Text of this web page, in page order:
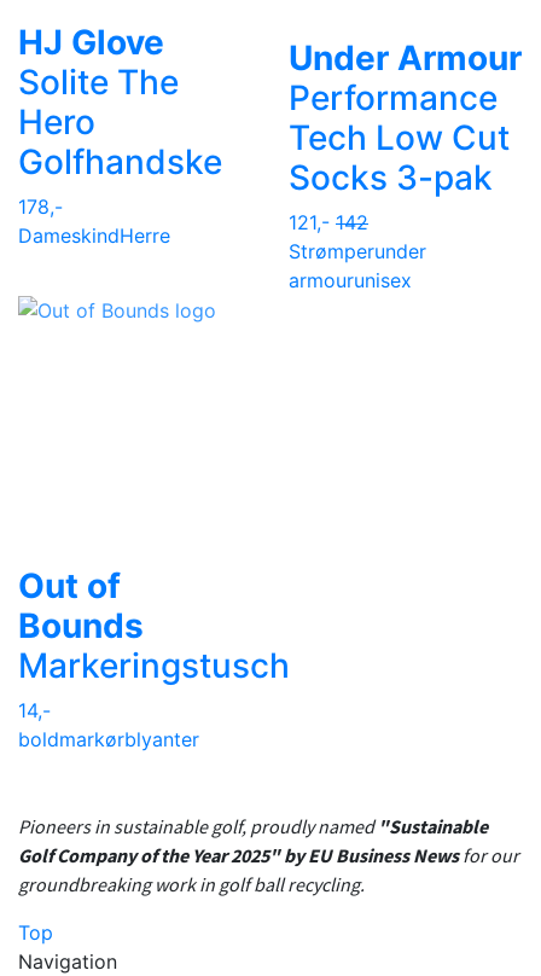
HJ Glove
Solite The
Hero
Golfhandske
178,-
DameskindHerre
Under Armour
Performance
Tech Low Cut
Socks 3-pak
121,- 142
Strømperunder
armourunisex
Out of
Bounds
Markeringstusch
14,-
boldmarkørblyanter
Pioneers in sustainable golf, proudly named "Sustainable
Golf Company of the Year 2025" by EU Business Newsfor our
groundbreaking work in golf ball recycling.
Top
Navigation